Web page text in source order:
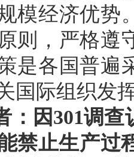
模经济优势
则，严格遵
是各国普遍
国际组织发
：因301调
禁止生产过